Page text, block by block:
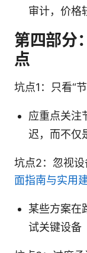
审计，价格
第四部分
点
坑点1：只看“
应重点关注
迟，而不仅
坑点2：忽视
面指南与实用
某些方案在
试关键设备